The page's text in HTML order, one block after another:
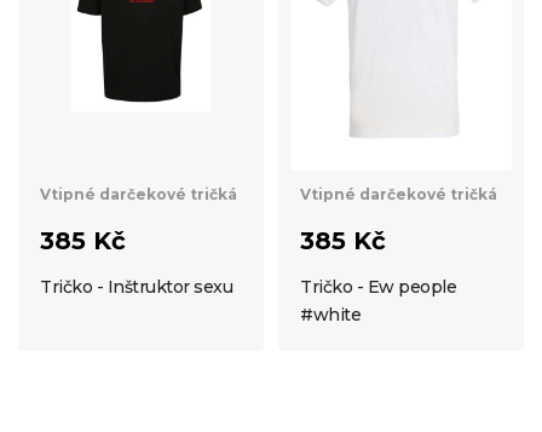
Vtipné darčekové tričká
385 Kč
Tričko - Inštruktor sexu
Vtipné darčekové tričká
385 Kč
Tričko - Ew people
#white